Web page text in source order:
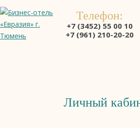
Телефон:
+7 (3452) 55 00 10
+7 (961) 210-20-20
Личный